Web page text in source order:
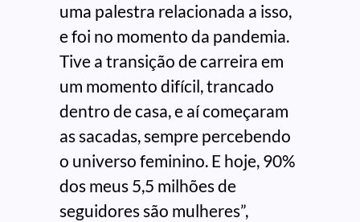
uma palestra relacionada a isso,
e foi no momento da pandemia.
Tive a transição de carreira em
um momento difícil, trancado
dentro de casa, e aí começaram
as sacadas, sempre percebendo
o universo feminino. E hoje, 90%
dos meus 5,5 milhões de
seguidores são mulheres”,